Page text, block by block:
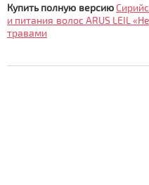
Купить полную версию
и питания волос ARUS LEIL
травами